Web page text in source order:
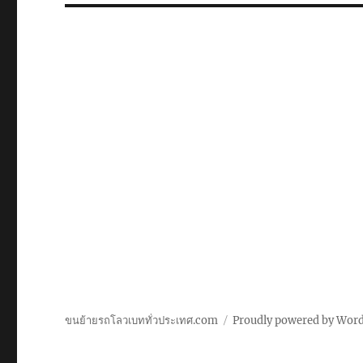
ขนย้ายรถโลวเบททั่วประเทศ.com Proudly powered by